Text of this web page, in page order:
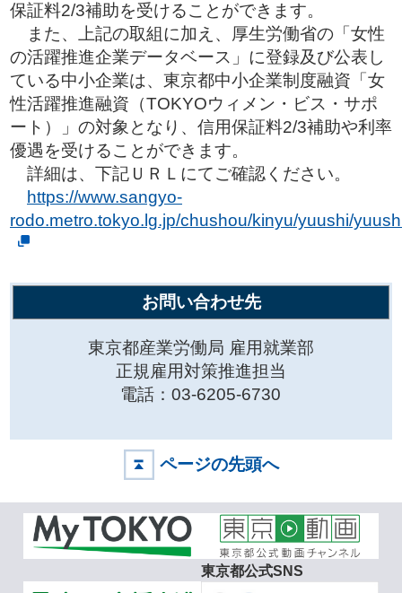
保証料2/3補助を受けることができます。
また、上記の取組に加え、厚生労働省の「女性
の活躍推進企業データベース」に登録及び公表し
ている中小企業は、東京都中小企業制度融資「女
性活躍推進融資（TOKYOウィメン・ビス・サポ
ート）」の対象となり、信用保証料2/3補助や利率
優遇を受けることができます。
詳細は、下記ＵＲＬにてご確認ください。
https://www.sangyo-
rodo.metro.tokyo.lg.jp/chushou/kinyu/yuushi/
お問い合わせ先
東京都産業労働局 雇用就業部
正規雇用対策推進担当
電話：03-6205-6730
ページの先頭へ
東京都公式SNS